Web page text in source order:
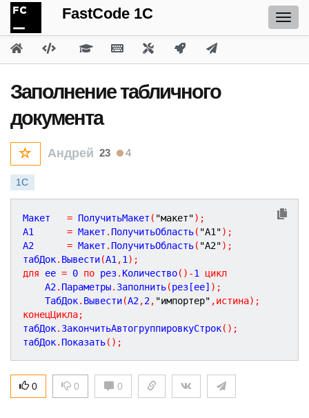
FastCode 1C
Заполнение табличного
документа
Андрей 23 4
1С
= ПолучитьМакет ( "макет") ;
А1 = Макет . ПолучитьОбласть( "А1") ;
А2 = Макет . ПолучитьОбласть( "А2") ;
табДок. Вывести(А1 ,1 ) ;
для ее = 0 по рез. Количество( ) -1
цикл
	А
2. Параметры. Заполнить(рез[ее] ) ;
	ТабДок
. Вывести(А2,2, "импортер" ,истина) ;
конецЦикла;
табДок. ЗакончитьАвтогруппировкуСтрок( ) ;
табДок. Показать( ) ;
0 0 0